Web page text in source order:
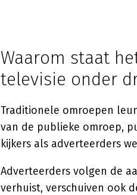
Waarom staat
televisie onder
Traditionele omroepen
van de publieke omroep,
kijkers als adverteerders
Adverteerders volgen de
verhuist, verschuiven ook